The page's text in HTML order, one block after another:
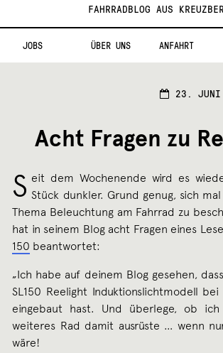
Radspannerei
FAHRRADBLOG AUS
JOBS ÜBER UNS ANFAHRT
23.
Acht Fragen zu
S eit dem Wochenende wird es
Stück dunkler. Grund genug, sich
Thema Beleuchtung am Fahrrad zu
hat in seinem Blog acht Fragen eines
150 beantwortet:
„Ich habe auf deinem Blog gesehen,
SL150 Reelight Induktionslichtmodell
eingebaut hast. Und überlege, ob ich
weiteres Rad damit ausrüste … wenn
wäre!